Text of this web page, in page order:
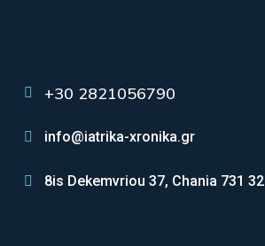
+30 2821056790
info@iatrika-xronika.gr
8is Dekemvriou 37, Chania 731 32